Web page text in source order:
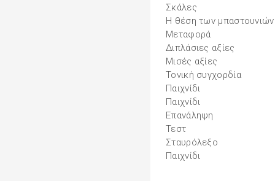
Σκάλες
Η θέση των μπαστουνιών
Μεταφορά
Διπλάσιες αξίες
Μισές αξίες
Τονική συγχορδία
Παιχνίδι
Παιχνίδι
Επανάληψη
Τεστ
Σταυρόλεξο
Παιχνίδι